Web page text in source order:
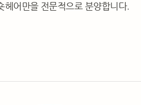
어만을 전문적으로 분양합니다.